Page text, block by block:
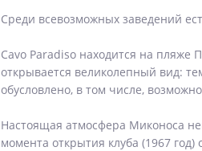
Среди всевозможных заведений
Cavo Paradiso находится на пляже
открывается великолепный вид:
обусловлено, в том числе,
Настоящая атмосфера Миконоса
момента открытия клуба (1967